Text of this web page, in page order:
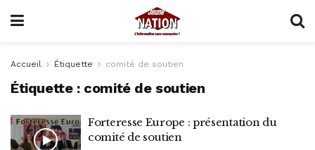
Accueil Étiquette comité de soutien
Étiquette : comité de soutien
Forteresse Europe : présentation du
comité de soutien